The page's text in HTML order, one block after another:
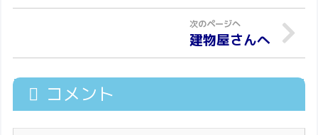
建物屋さんへ
コメント